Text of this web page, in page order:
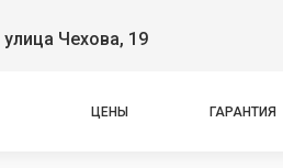
улица Чехова, 19
ЦЕНЫ ГАРАНТИЯ